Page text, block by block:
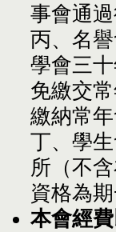
事會通
丙、名
學會三
免繳交
繳納常
丁、學
所（不
資格為
本會經